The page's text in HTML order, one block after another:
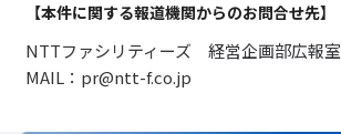
【本件に関する報道機関からのお問合せ先】
NTTファシリティーズ 経営企画部広報室
MAIL：pr@ntt-f.co.jp